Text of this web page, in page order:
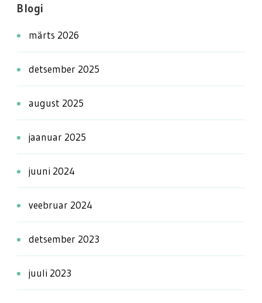
Blogi
märts 2026
detsember 2025
august 2025
jaanuar 2025
juuni 2024
veebruar 2024
detsember 2023
juuli 2023